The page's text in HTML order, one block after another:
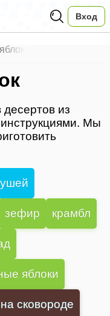
Вход
из
Мы
зефир крамбл
яблоки
на сковороде